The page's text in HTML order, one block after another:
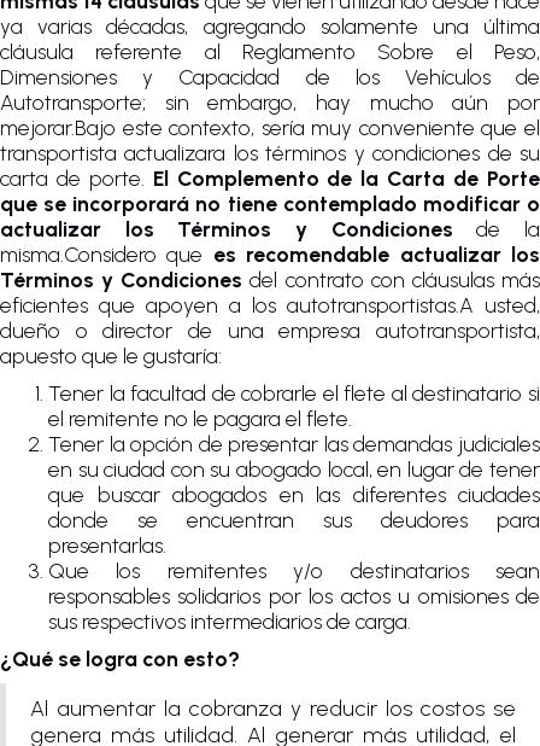
ya varias décadas, agregando solamente una última
cláusula referente al Reglamento Sobre el Peso,
Dimensiones y Capacidad de los Vehículos de
Autotransporte; sin embargo, hay mucho aún por
mejorar.Bajo este contexto, sería muy conveniente que el
transportista actualizara los términos y condiciones de su
carta de porte. El Complemento de la Carta de Porte
que se incorporará no tiene contemplado modificar o
actualizar los Términos y Condiciones de la
misma.Considero que es recomendable actualizar los
Términos y Condiciones del contrato con cláusulas más
eficientes que apoyen a los autotransportistas.A usted,
dueño o director de una empresa autotransportista,
apuesto que le gustaría:
Tener la facultad de cobrarle el flete al destinatario si
el remitente no le pagara el flete.
Tener la opción de presentar las demandas judiciales
en su ciudad con su abogado local, en lugar de tener
que buscar abogados en las diferentes ciudades
donde se encuentran sus deudores para
presentarlas.
Que los remitentes y/o destinatarios sean
responsables solidarios por los actos u omisiones de
sus respectivos intermediarios de carga.
¿Qué se logra con esto?
Al aumentar la cobranza y reducir los costos se
genera más utilidad. Al generar más utilidad, el